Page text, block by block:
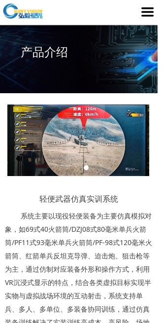
끀
首页
产品介绍
行业应用
媒体中心
客户案例
关于我们
产品介绍
轻便武器仿真实训系统
系统主要以现役轻便装备为主要仿真模拟对
象，如69式40火箭筒/‌DZJ08式80毫米单兵火箭
筒/‌PF11式93毫米单兵火箭筒/PF-98式120毫米火
箭筒、‌红箭单兵反坦克导弹、迫击炮、狙击枪等
为主，通过仿制对应装备外形和操作方式，利用
VR沉浸式显示的特点，结合各类虚拟目标实现半
实物与虚拟战场环境的互动射击，系统支持单
兵、多人、多单位、多装备协同训练，通过仿真